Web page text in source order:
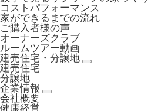
コストパフォーマンス
家ができるまでの流れ
ご購入者様の声
オーナーズクラブ
ルームツアー動画
建売住宅・分譲地
建売住宅
分譲地
企業情報
会社概要
健康経営